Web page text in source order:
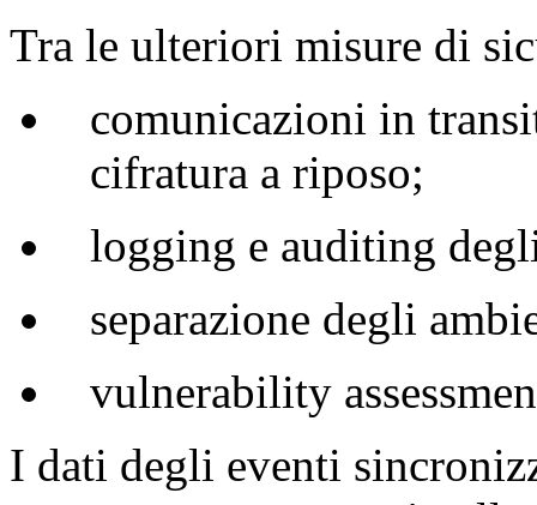
Tra le ulteriori misure di
comunicazioni in
cifratura a riposo;
logging e auditing
separazione degli
vulnerability
I dati degli eventi